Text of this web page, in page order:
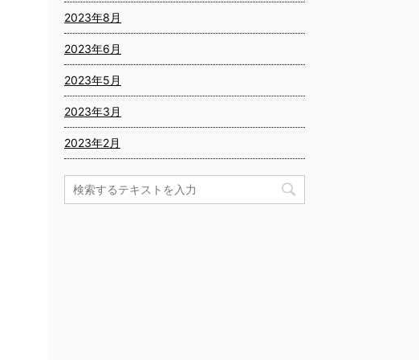
2023年8月
2023年6月
2023年5月
2023年3月
2023年2月